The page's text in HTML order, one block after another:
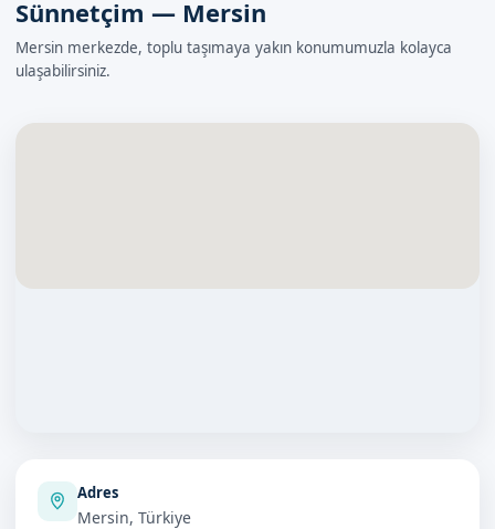
Sünnetçim — Mersin
Mersin merkezde, toplu taşımaya yakın konumumuzla kolayca
ulaşabilirsiniz.
Adres
Mersin, Türkiye